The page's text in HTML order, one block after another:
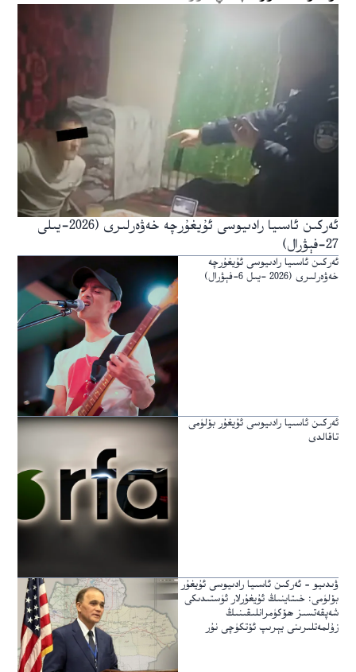
ئەركىن ئاسىيا رادىيوسى ئۇيغۇرچە خەۋەرلىرى (2026-يىلى
27-فېۋرال)
ئەركىن ئاسىيا رادىيوسى ئۇيغۇرچە
خەۋەرلىرى (2026 -يىل 6-فېۋرال)
ئەركىن ئاسىيا رادىيوسى ئۇيغۇر بۆلۈمى
تاقالدى
ۋىدىيو – ئەركىن ئاسىيا رادىيوسى ئۇيغۇر
بۆلۈمى: خىتاينىڭ ئۇيغۇرلار ئۈستىدىكى
شەپقەتسىز ھۆكۈمرانلىقىنىڭ
زۇلمەتلىرىنى يېرىپ ئۆتكۈچى نۇر